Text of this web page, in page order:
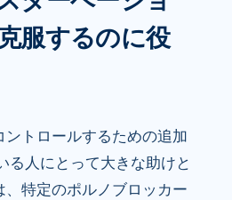
服するのに役
ントロールするための追加
る人にとって大きな助けと
、特定のポルノブロッカー